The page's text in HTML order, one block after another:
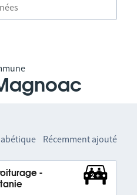
Récemment ajouté
-